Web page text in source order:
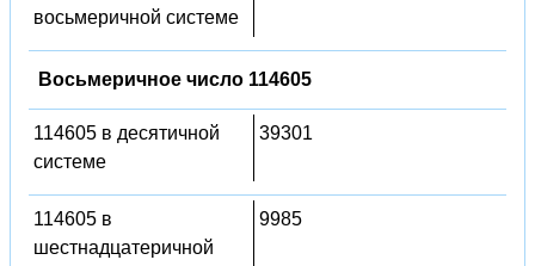
восьмеричной системе
Восьмеричное число 114605
114605 в десятичной
системе
39301
114605 в
шестнадцатеричной
9985